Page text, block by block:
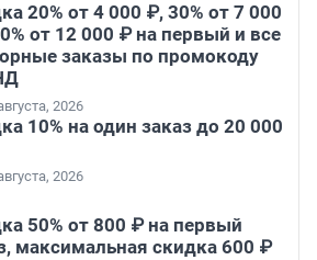
20% от 4 000 ₽, 30% от 7 000
от 12 000 ₽ на первый и все
заказы по промокоду
2026
10% на один заказ до 20 000
2026
50% от 800 ₽ на первый
максимальная скидка 600 ₽